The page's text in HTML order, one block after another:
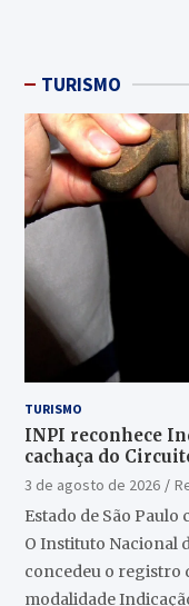
TURISMO
TURISMO
INPI reconhece
cachaça do
3 de agosto de 2026
Estado de São
O Instituto Nacional
concedeu o registro
modalidade